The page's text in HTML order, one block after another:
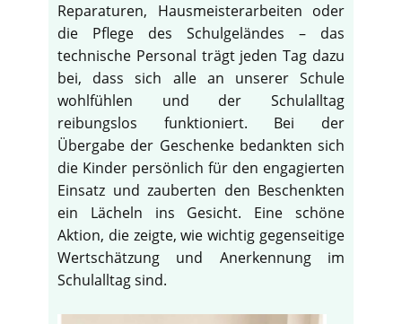
Reparaturen, Hausmeisterarbeiten oder
die Pflege des Schulgeländes – das
technische Personal trägt jeden Tag dazu
bei, dass sich alle an unserer Schule
wohlfühlen und der Schulalltag
reibungslos funktioniert. Bei der
Übergabe der Geschenke bedankten sich
die Kinder persönlich für den engagierten
Einsatz und zauberten den Beschenkten
ein Lächeln ins Gesicht. Eine schöne
Aktion, die zeigte, wie wichtig gegenseitige
Wertschätzung und Anerkennung im
Schulalltag sind.